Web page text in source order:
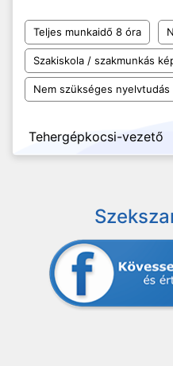
Teljes munkaidő 8 óra
Szakiskola / szakmunkás
Nem szükséges nyelvtudás
Tehergépkocsi-vezető